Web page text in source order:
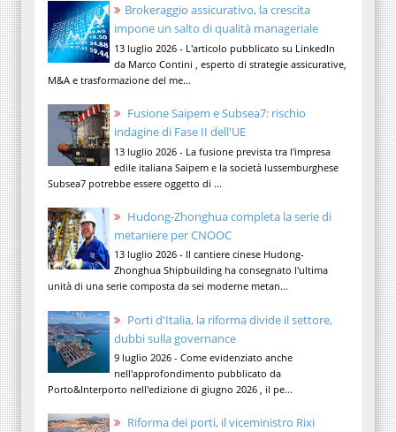
Brokeraggio assicurativo, la crescita
impone un salto di qualità manageriale
13 luglio 2026 - L'articolo pubblicato su LinkedIn
da Marco Contini , esperto di strategie assicurative,
M&A e trasformazione del me...
Fusione Saipem e Subsea7: rischio
indagine di Fase II dell'UE
13 luglio 2026 - La fusione prevista tra l'impresa
edile italiana Saipem e la società lussemburghese
Subsea7 potrebbe essere oggetto di ...
Hudong-Zhonghua completa la serie di
metaniere per CNOOC
13 luglio 2026 - Il cantiere cinese Hudong-
Zhonghua Shipbuilding ha consegnato l'ultima
unità di una serie composta da sei moderne metan...
Porti d'Italia, la riforma divide il settore,
dubbi sulla governance
9 luglio 2026 - Come evidenziato anche
nell'approfondimento pubblicato da
Porto&Interporto nell'edizione di giugno 2026 , il pe...
Riforma dei porti, il viceministro Rixi